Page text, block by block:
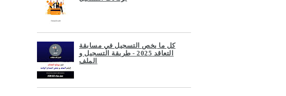
كل ما يخص التسجيل في مسابقة
التعاقد 2025 - طريقة التسجيل و
الملف